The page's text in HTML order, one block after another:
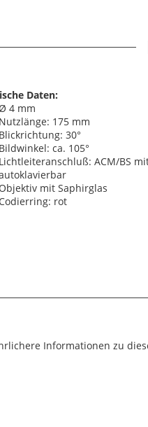
Daten:
Ø 4 mm
Nutzlänge: 175 mm
Blickrichtung: 30°
Bildwinkel: ca. 105°
Lichtleiteranschluß: ACM/BS
Objektiv mit Saphirglas
Codierring: rot
Informationen zu